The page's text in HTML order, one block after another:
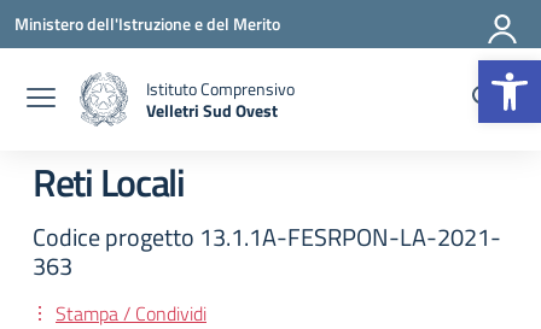
Vai ai contenuti
Vai al menu di navigazione
Vai al footer
Ministero dell'Istruzione e del Merito
Istituto Comprensivo
Velletri Sud Ovest
Reti Locali
Codice progetto 13.1.1A-FESRPON-LA-2021-
363
Stampa / Condividi